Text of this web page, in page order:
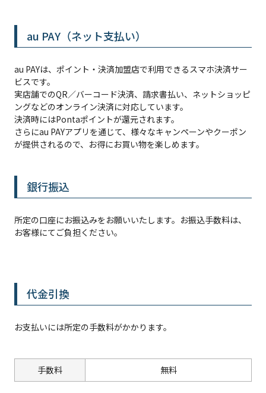
au PAY（ネット支払い）
au PAYは、ポイント・決済加盟店で利用できるスマホ決済サー
ビスです。
実店舗でのQR／バーコード決済、請求書払い、ネットショッピ
ングなどのオンライン決済に対応しています。
決済時にはPontaポイントが還元されます。
さらにau PAYアプリを通じて、様々なキャンペーンやクーポン
が提供されるので、お得にお買い物を楽しめます。
銀行振込
所定の口座にお振込みをお願いいたします。お振込手数料は、
お客様にてご負担ください。
代金引換
お支払いには所定の手数料がかかります。
手数料 無料